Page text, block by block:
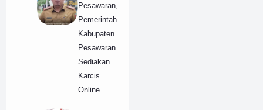
Pesawaran,
Pemerintah
Kabupaten
Pesawaran
Sediakan
Karcis
Online